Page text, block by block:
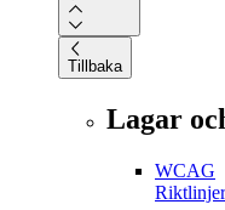
Tillbaka
Lagar
WCAG